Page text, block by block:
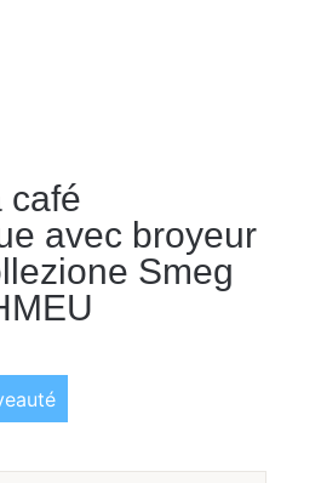
café
avec broyeur
Smeg